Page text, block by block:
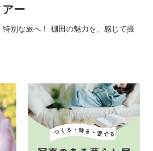
ー
別な旅へ！ 棚田の魅力を、感じて撮